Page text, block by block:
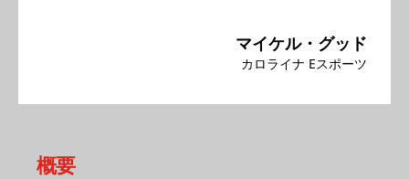
マイケル・グッド
カロライナ Eスポーツ
概要